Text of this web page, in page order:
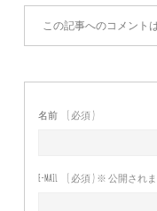
この記事へのコメント
名前 ( 必須 )
E-MAIL ( 必須 ) ※ 公開され